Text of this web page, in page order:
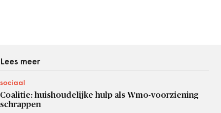
Lees meer
sociaal
Coalitie: huishoudelijke hulp als Wmo-voorziening
schrappen